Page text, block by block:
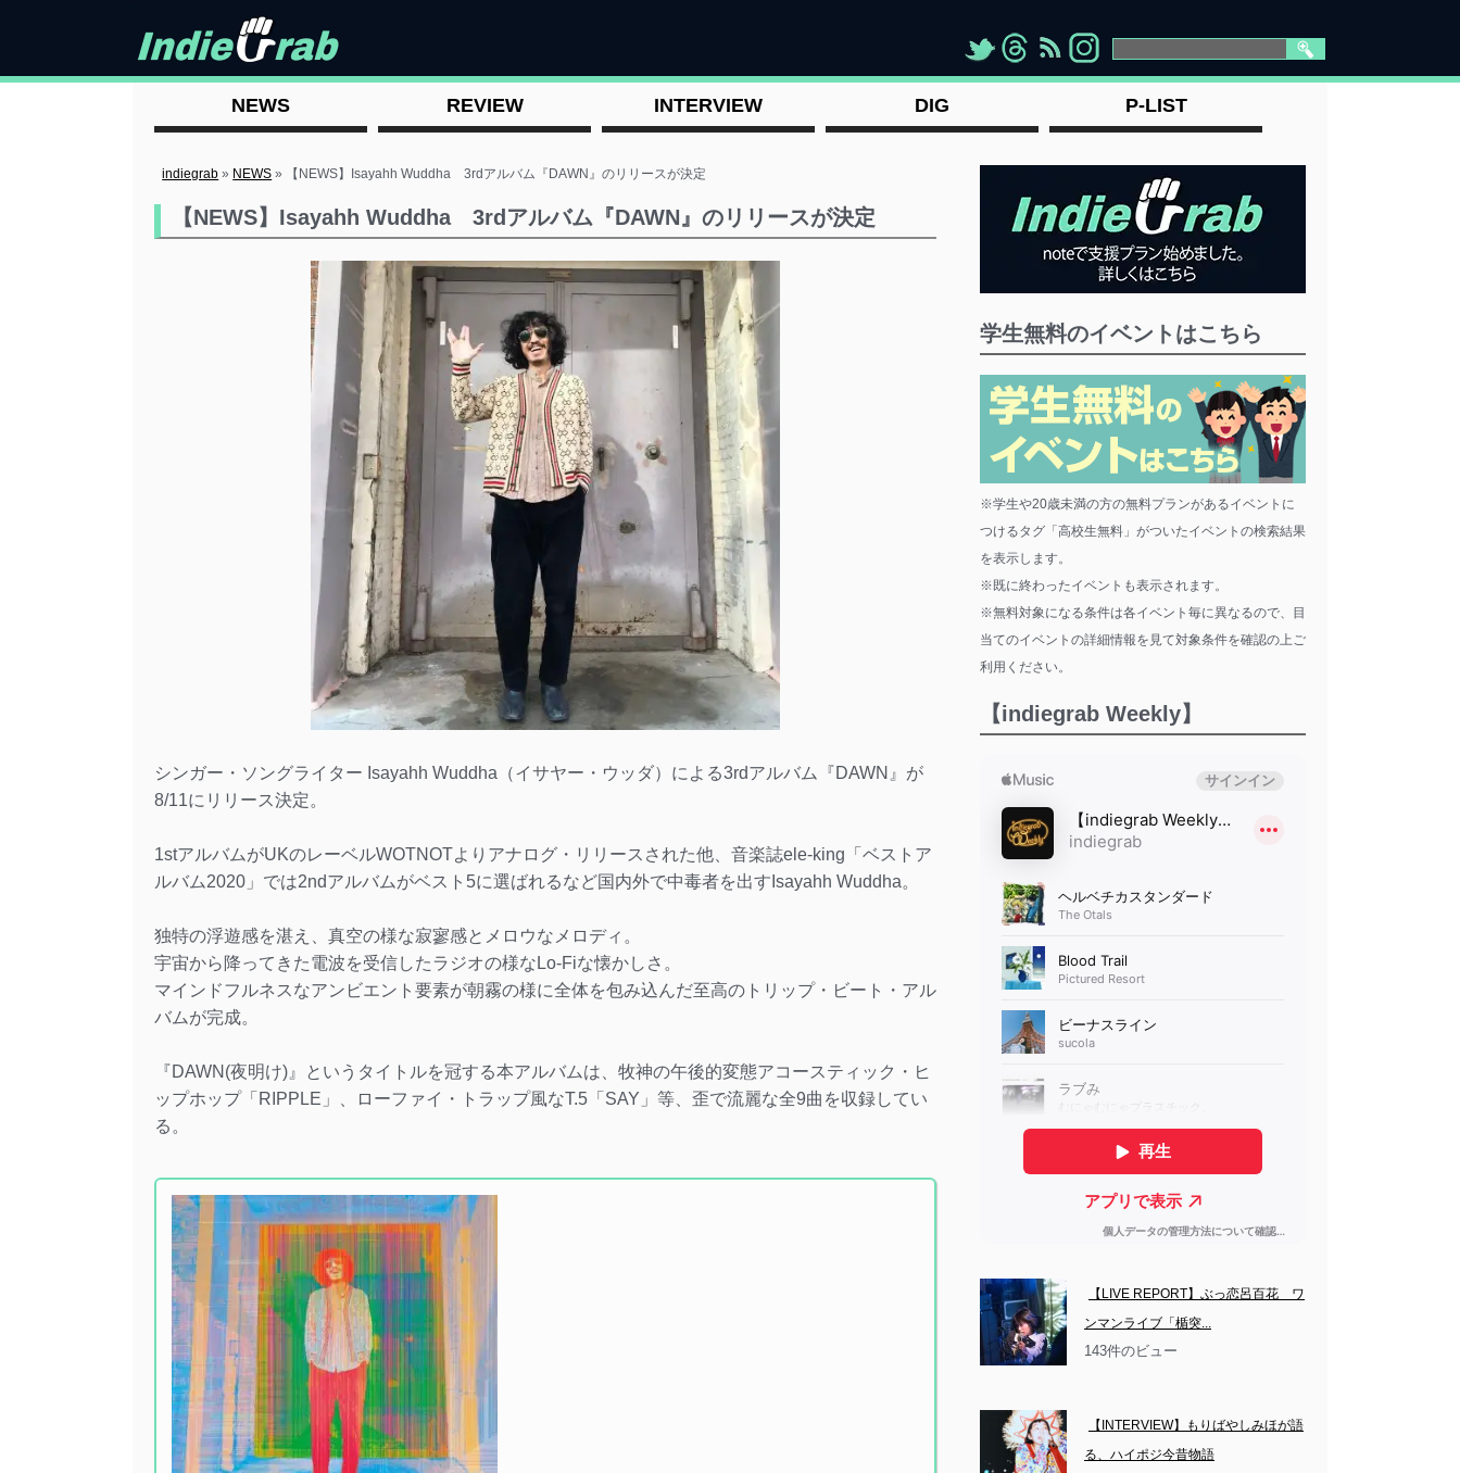
"> "> "> " >
NEWS REVIEW INTERVIEW DIG P-LIST
indiegrab » NEWS » 【NEWS】Isayahh Wuddha 3rdアルバム『DAWN』のリリースが決定
【NEWS】Isayahh Wuddha 3rdアルバム『DAWN』のリリースが決定
シンガー・ソングライター Isayahh Wuddha（イサヤー・ウッダ）による3rdアルバム『DAWN』が
8/11にリリース決定。
1stアルバムがUKのレーベルWOTNOTよりアナログ・リリースされた他、音楽誌ele-king「ベストア
ルバム2020」では2ndアルバムがベスト5に選ばれるなど国内外で中毒者を出すIsayahh Wuddha。
独特の浮遊感を湛え、真空の様な寂寥感とメロウなメロディ。
宇宙から降ってきた電波を受信したラジオの様なLo-Fiな懐かしさ。
マインドフルネスなアンビエント要素が朝霧の様に全体を包み込んだ至高のトリップ・ビート・アル
バムが完成。
『DAWN(夜明け)』というタイトルを冠する本アルバムは、牧神の午後的変態アコースティック・ヒ
ップホップ「RIPPLE」、ローファイ・トラップ風なT.5「SAY」等、歪で流麗な全9曲を収録してい
る。
学生無料のイベントはこちら
※学生や20歳未満の方の無料プランがあるイベントに
つけるタグ「高校生無料」がついたイベントの検索結果
を表示します。
※既に終わったイベントも表示されます。
※無料対象になる条件は各イベント毎に異なるので、目
当てのイベントの詳細情報を見て対象条件を確認の上ご
利用ください。
【indiegrab Weekly】
【LIVE REPORT】ぶっ恋呂百花　ワ
ンマンライブ「楯突...
143件のビュー
【INTERVIEW】もりばやしみほが語
る、ハイポジ今昔物語